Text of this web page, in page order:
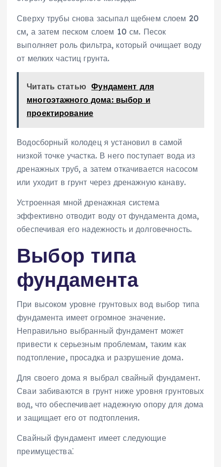
Сверху трубы снова засыпал щебнем слоем 20
см‚ а затем песком слоем 10 см. Песок
выполняет роль фильтра‚ который очищает воду
от мелких частиц грунта.
Читать статью Фундамент для
многоэтажного дома: выбор и
проектирование
Водосборный колодец я установил в самой
низкой точке участка. В него поступает вода из
дренажных труб‚ а затем откачивается насосом
или уходит в грунт через дренажную канаву.
Устроенная мной дренажная система
эффективно отводит воду от фундамента дома‚
обеспечивая его надежность и долговечность.
Выбор типа
фундамента
При высоком уровне грунтовых вод выбор типа
фундамента имеет огромное значение.
Неправильно выбранный фундамент может
привести к серьезным проблемам‚ таким как
подтопление‚ просадка и разрушение дома.
Для своего дома я выбрал свайный фундамент.
Сваи забиваются в грунт ниже уровня грунтовых
вод‚ что обеспечивает надежную опору для дома
и защищает его от подтопления.
Свайный фундамент имеет следующие
преимущества⁚